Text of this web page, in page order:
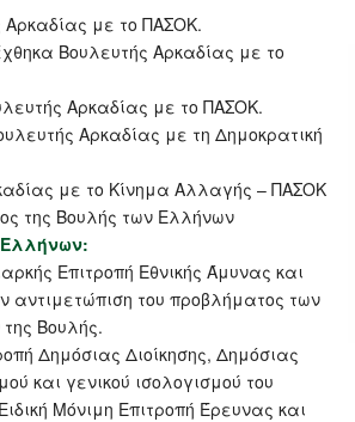
Αρκαδίας με το ΠΑΣΟΚ.
Βουλευτής Αρκαδίας με το
Αρκαδίας με το ΠΑΣΟΚ.
Αρκαδίας με τη Δημοκρατική
με το Κίνημα Αλλαγής – ΠΑΣΟΚ
της Βουλής των Ελλήνων
Επιτροπή Εθνικής Άμυνας και
αντιμετώπιση του προβλήματος των
Βουλής.
Δημόσιας Διοίκησης, Δημόσιας
και γενικού ισολογισμού του
Μόνιμη Επιτροπή Έρευνας και